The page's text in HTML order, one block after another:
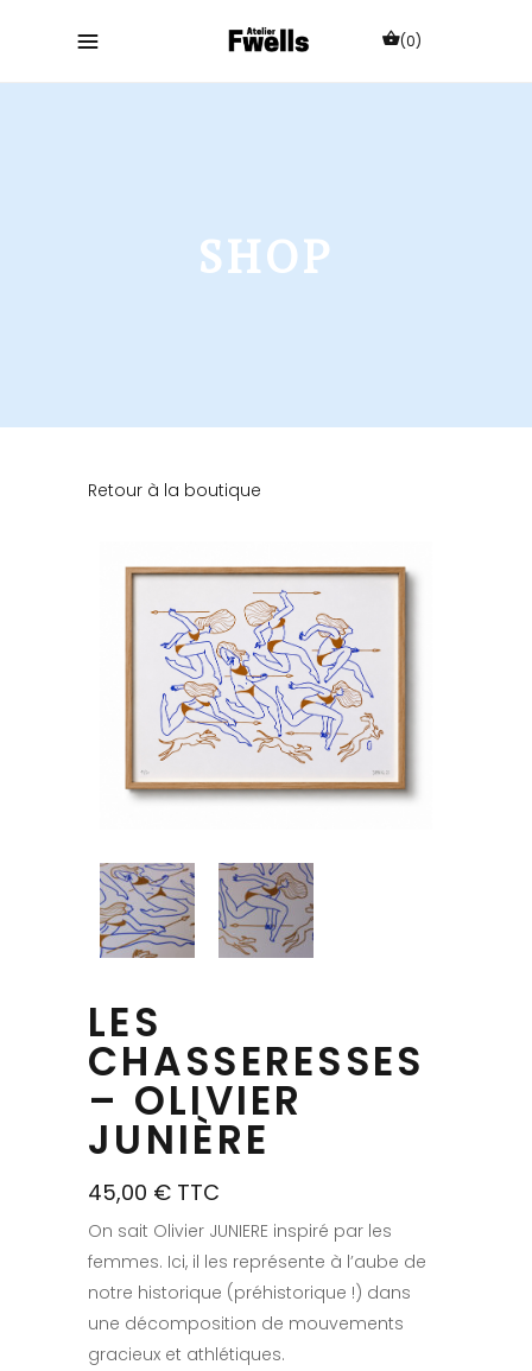
(0)
SHOP
Retour à la boutique
LES
CHASSERESSES
– OLIVIER
JUNIÈRE
45,00 € TTC
On sait Olivier JUNIERE inspiré par les
femmes. Ici, il les représente à l’aube de
notre historique (préhistorique !) dans
une décomposition de mouvements
gracieux et athlétiques.